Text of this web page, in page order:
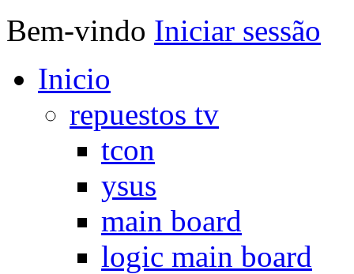
Bem-vindo Iniciar sessão
Inicio
repuestos tv
tcon
ysus
main board
logic main board